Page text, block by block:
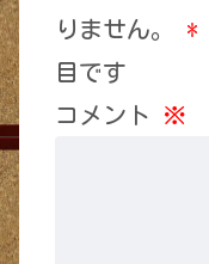
りません。
*
目です
コメント ※